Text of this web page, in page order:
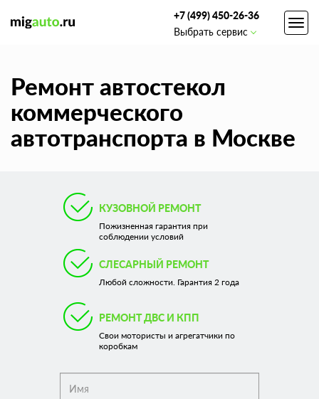
+7 (499) 450-26-36
Выбрать сервис
Ремонт автостекол
коммерческого
автотранспорта в Москве
КУЗОВНОЙ РЕМОНТ
Пожизненная гарантия при
соблюдении условий
СЛЕСАРНЫЙ РЕМОНТ
Любой сложности. Гарантия 2 года
РЕМОНТ ДВС И КПП
Свои мотористы и агрегатчики по
коробкам